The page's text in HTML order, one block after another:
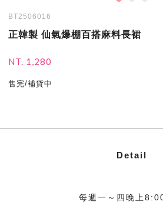
BT2506016
正韓製 仙氣爆棚百搭麻料長裙
NT. 1,280
售完/補貨中
Detail
每週一～四晚上